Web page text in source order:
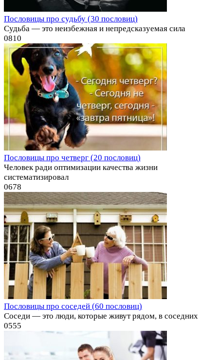
Пословицы про судьбу (30 пословиц)
Судьба — это неизбежная и непредсказуемая сила
0810
Пословицы про четверг (20 пословиц)
Человек ради оптимизации качества жизни
систематизировал
0678
Пословицы про соседей (60 пословиц)
Соседи — это люди, которые живут рядом, в соседних
0555